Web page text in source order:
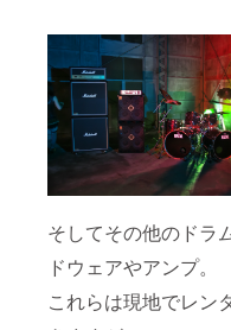
そしてその他のドラ
ドウェアやアンプ。
これらは現地でレン